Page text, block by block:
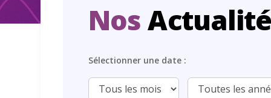
Nos
Sélectionner une date :